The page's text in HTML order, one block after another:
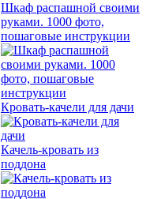
Шкаф распашной своими
руками. 1000 фото,
пошаговые инструкции
Кровать-качели для дачи
Качель-кровать из
поддона